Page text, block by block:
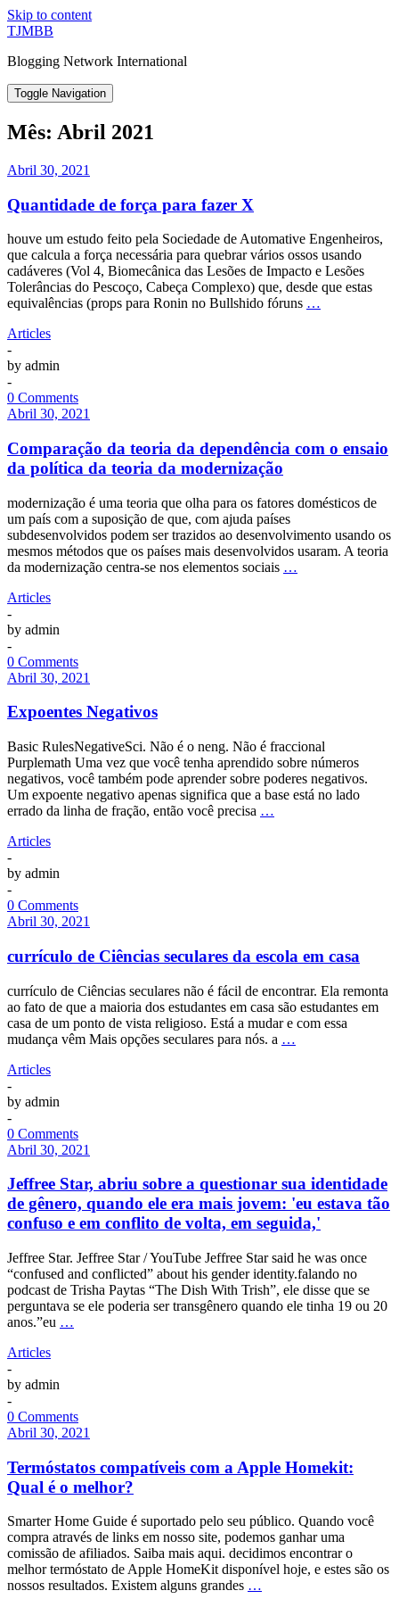
Skip to content
TJMBB
Blogging Network International
Toggle Navigation
Mês: Abril 2021
Abril 30, 2021
Quantidade de força para fazer X
houve um estudo feito pela Sociedade de Automative Engenheiros,
que calcula a força necessária para quebrar vários ossos usando
cadáveres (Vol 4, Biomecânica das Lesões de Impacto e Lesões
Tolerâncias do Pescoço, Cabeça Complexo) que, desde que estas
equivalências (props para Ronin no Bullshido fóruns …
Articles
-
by admin
-
0 Comments
Abril 30, 2021
Comparação da teoria da dependência com o ensaio
da política da teoria da modernização
modernização é uma teoria que olha para os fatores domésticos de
um país com a suposição de que, com ajuda países
subdesenvolvidos podem ser trazidos ao desenvolvimento usando os
mesmos métodos que os países mais desenvolvidos usaram. A teoria
da modernização centra-se nos elementos sociais …
Articles
-
by admin
-
0 Comments
Abril 30, 2021
Expoentes Negativos
Basic RulesNegativeSci. Não é o neng. Não é fraccional
Purplemath Uma vez que você tenha aprendido sobre números
negativos, você também pode aprender sobre poderes negativos.
Um expoente negativo apenas significa que a base está no lado
errado da linha de fração, então você precisa …
Articles
-
by admin
-
0 Comments
Abril 30, 2021
currículo de Ciências seculares da escola em casa
currículo de Ciências seculares não é fácil de encontrar. Ela remonta
ao fato de que a maioria dos estudantes em casa são estudantes em
casa de um ponto de vista religioso. Está a mudar e com essa
mudança vêm Mais opções seculares para nós. a …
Articles
-
by admin
-
0 Comments
Abril 30, 2021
Jeffree Star, abriu sobre a questionar sua identidade
de gênero, quando ele era mais jovem: 'eu estava tão
confuso e em conflito de volta, em seguida,'
Jeffree Star. Jeffree Star / YouTube Jeffree Star said he was once
“confused and conflicted” about his gender identity.falando no
podcast de Trisha Paytas “The Dish With Trish”, ele disse que se
perguntava se ele poderia ser transgênero quando ele tinha 19 ou 20
anos.”eu …
Articles
-
by admin
-
0 Comments
Abril 30, 2021
Termóstatos compatíveis com a Apple Homekit:
Qual é o melhor?
Smarter Home Guide é suportado pelo seu público. Quando você
compra através de links em nosso site, podemos ganhar uma
comissão de afiliados. Saiba mais aqui. decidimos encontrar o
melhor termóstato de Apple HomeKit disponível hoje, e estes são os
nossos resultados. Existem alguns grandes …